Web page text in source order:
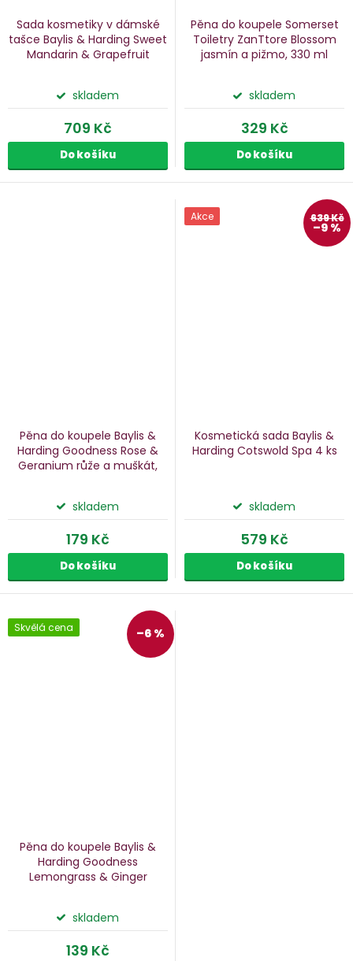
Sada kosmetiky v dámské
tašce Baylis & Harding Sweet
Mandarin & Grapefruit
skladem
709 Kč
Do košíku
Pěna do koupele Somerset
Toiletry ZanTtore Blossom
jasmín a pižmo, 330 ml
skladem
329 Kč
Do košíku
Pěna do koupele Baylis &
Harding Goodness Rose &
Geranium růže a muškát,
skladem
179 Kč
Do košíku
Akce 639 Kč
–9 %
Kosmetická sada Baylis &
Harding Cotswold Spa 4 ks
skladem
579 Kč
Do košíku
Skvělá cena –6 %
Pěna do koupele Baylis &
Harding Goodness
Lemongrass & Ginger
skladem
139 Kč